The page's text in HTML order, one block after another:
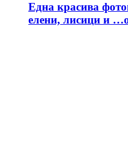
Една красива
елени, лисици и